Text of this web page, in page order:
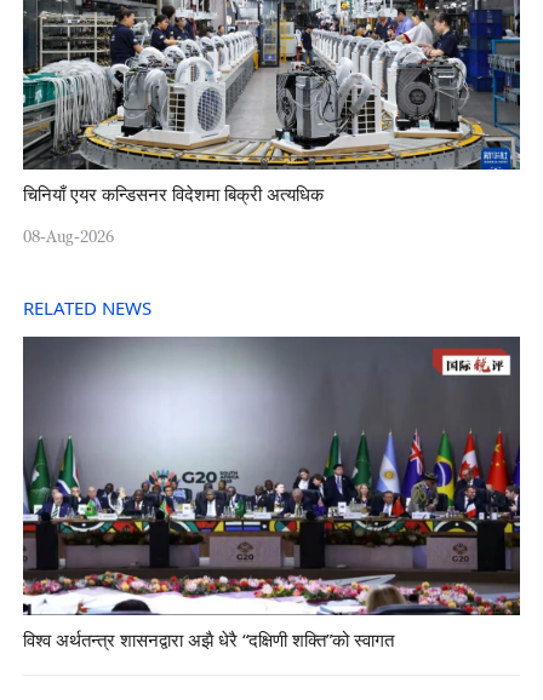
चिनियाँ एयर कन्डिसनर विदेशमा बिक्री अत्यधिक
08-Aug-2026
RELATED NEWS
विश्व अर्थतन्त्र शासनद्वारा अझै धेरै “दक्षिणी शक्ति”को स्वागत